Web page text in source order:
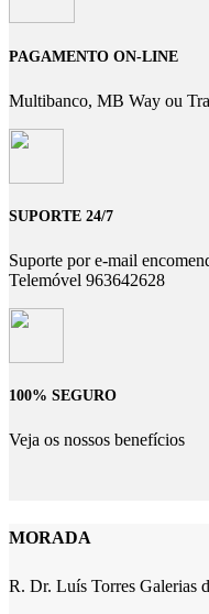
PAGAMENTO ON-LINE
Multibanco, MB Way ou
SUPORTE 24/7
Suporte por e-mail
Telemóvel 963642628
100% SEGURO
Veja os nossos benefícios
MORADA
R. Dr. Luís Torres Galerias